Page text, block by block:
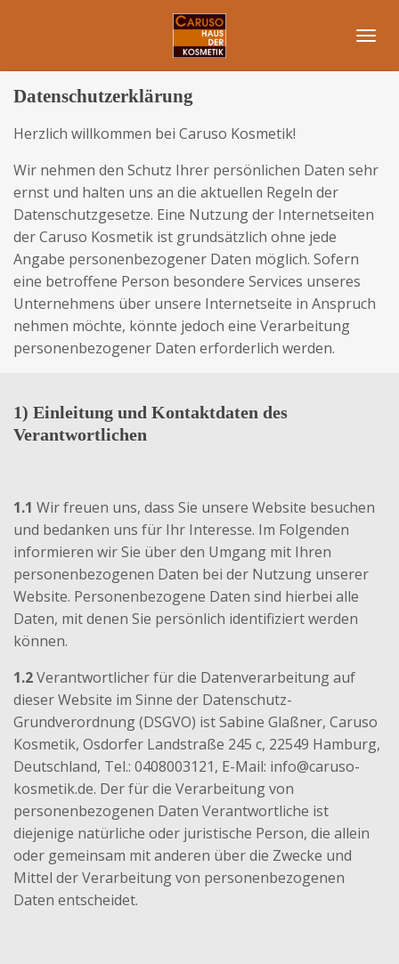
Datenschutzerklärung
Herzlich willkommen bei Caruso Kosmetik!
Wir nehmen den Schutz Ihrer persönlichen Daten sehr
ernst und halten uns an die aktuellen Regeln der
Datenschutzgesetze. Eine Nutzung der Internetseiten
der Caruso Kosmetik ist grundsätzlich ohne jede
Angabe personenbezogener Daten möglich. Sofern
eine betroffene Person besondere Services unseres
Unternehmens über unsere Internetseite in Anspruch
nehmen möchte, könnte jedoch eine Verarbeitung
personenbezogener Daten erforderlich werden.
1) Einleitung und Kontaktdaten des
Verantwortlichen
1.1 Wir freuen uns, dass Sie unsere Website besuchen
und bedanken uns für Ihr Interesse. Im Folgenden
informieren wir Sie über den Umgang mit Ihren
personenbezogenen Daten bei der Nutzung unserer
Website. Personenbezogene Daten sind hierbei alle
Daten, mit denen Sie persönlich identifiziert werden
können.
1.2Verantwortlicher für die Datenverarbeitung auf
dieser Website im Sinne der Datenschutz-
Grundverordnung (DSGVO) ist Sabine Glaßner, Caruso
Kosmetik, Osdorfer Landstraße 245 c, 22549 Hamburg,
Deutschland, Tel.: 0408003121, E-Mail: info@caruso-
kosmetik.de. Der für die Verarbeitung von
personenbezogenen Daten Verantwortliche ist
diejenige natürliche oder juristische Person, die allein
oder gemeinsam mit anderen über die Zwecke und
Mittel der Verarbeitung von personenbezogenen
Daten entscheidet.